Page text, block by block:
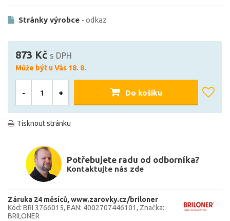
Stránky výrobce - odkaz
873 Kč s DPH
Může být u Vás 18. 8.
- + Do košíku
Tisknout stránku
Potřebujete radu od odborníka?
Kontaktujte nás zde
Záruka 24 měsíců www.zarovky.cz/briloner
Kód: BRI 3766015 EAN: 4002707446101
Značka:
BRILONER